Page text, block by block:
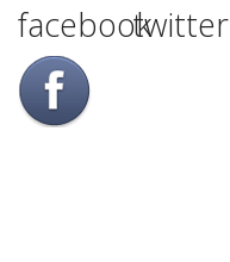
facebooktwitter